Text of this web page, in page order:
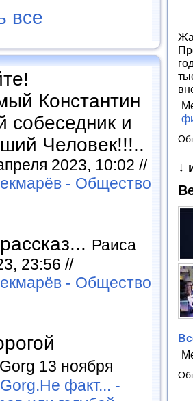
все
Константин
собеседник и
Человек!!!..
2023, 10:02 //
- Общество
Раиса
23:56 //
- Общество
Gorg 13 ноября
Gorg.Не факт... -
↓